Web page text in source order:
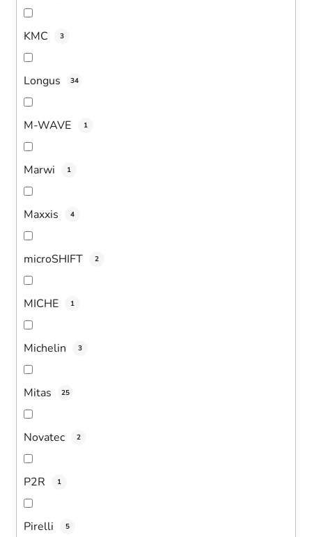
KMC 3
Longus 34
M-WAVE 1
Marwi 1
Maxxis 4
microSHIFT 2
MICHE 1
Michelin 3
Mitas 25
Novatec 2
P2R 1
Pirelli 5